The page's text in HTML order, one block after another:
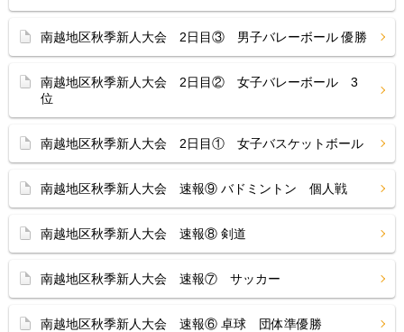
南越地区秋季新人大会 2日目③ 男子バレーボール 優勝
南越地区秋季新人大会 2日目② 女子バレーボール 3
位
南越地区秋季新人大会 2日目① 女子バスケットボール
南越地区秋季新人大会 速報⑨ バドミントン 個人戦
南越地区秋季新人大会 速報⑧ 剣道
南越地区秋季新人大会 速報⑦ サッカー
南越地区秋季新人大会 速報⑥ 卓球 団体準優勝